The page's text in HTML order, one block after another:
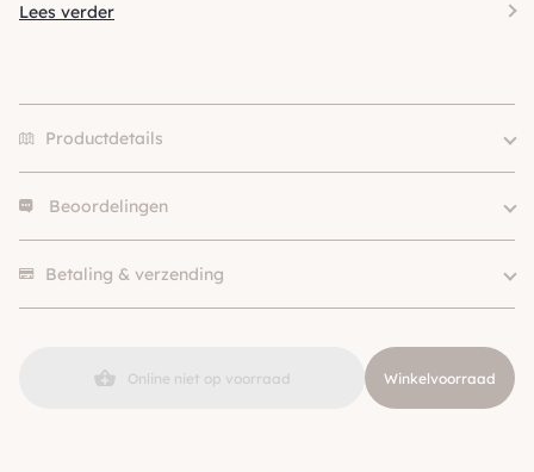
Lees verder
Productdetails
Beoordelingen
Betaling & verzending
Online niet op voorraad Winkelvoorraad